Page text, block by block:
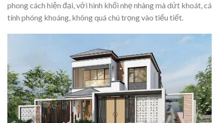
phong cách hiện đại, với hình khối nhẹ nhàng mà dứt khoát, cá
tính phóng khoáng, không quá chú trọng vào tiểu tiết.